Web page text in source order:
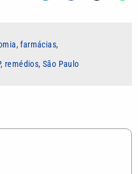
,farmácias,
, remédios,São Paulo